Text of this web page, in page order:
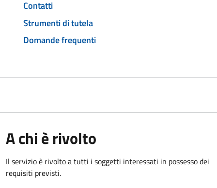
Contatti
Strumenti di tutela
Domande frequenti
A chi è rivolto
Il servizio è rivolto a tutti i soggetti interessati in possesso dei
requisiti previsti.